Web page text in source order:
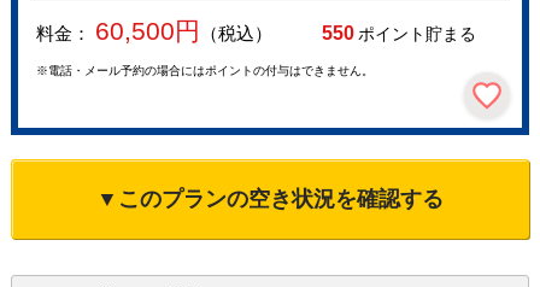
料金： 60,500円 （税込） 550ポイント貯まる
※電話・メール予約の場合にはポイントの付与はできません。
▼このプランの空き状況を確認する